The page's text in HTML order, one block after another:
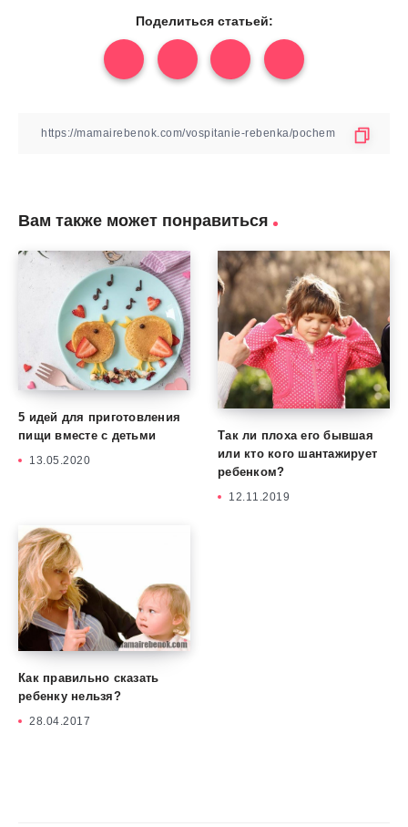
Поделиться статьей:
Вам также может понравиться
5 идей для приготовления
пищи вместе с детьми
13.05.2020
Так ли плоха его бывшая
или кто кого шантажирует
ребенком?
12.11.2019
Как правильно сказать
ребенку нельзя?
28.04.2017